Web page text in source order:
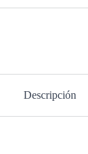
Descripción